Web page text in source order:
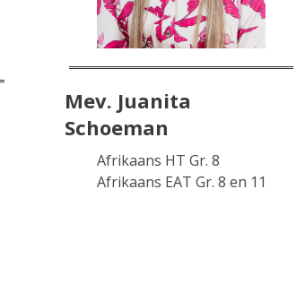
Mev. Juanita
Schoeman
Afrikaans HT Gr. 8
Afrikaans EAT Gr. 8 en 11